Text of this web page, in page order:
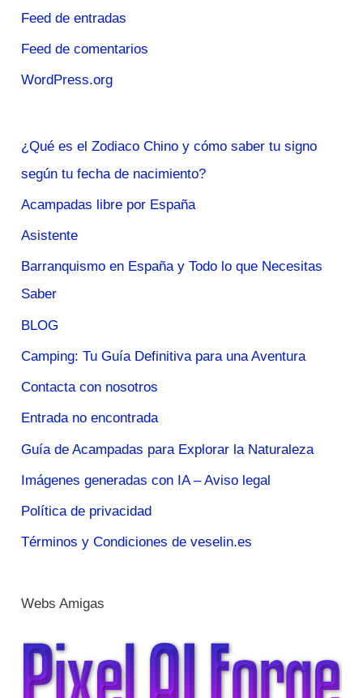
Feed de entradas
Feed de comentarios
WordPress.org
¿Qué es el Zodiaco Chino y cómo saber tu signo
según tu fecha de nacimiento?
Acampadas libre por España
Asistente
Barranquismo en España y Todo lo que Necesitas
Saber
BLOG
Camping: Tu Guía Definitiva para una Aventura
Contacta con nosotros
Entrada no encontrada
Guía de Acampadas para Explorar la Naturaleza
Imágenes generadas con IA – Aviso legal
Política de privacidad
Términos y Condiciones de veselin.es
Webs Amigas